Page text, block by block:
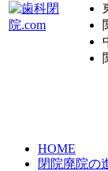
HOME
閉院廃院の